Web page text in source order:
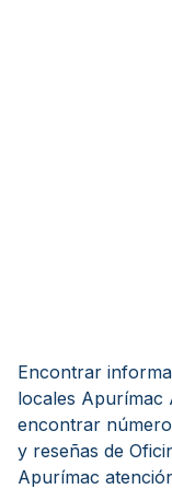
Encontrar
locales Apurímac
encontrar
y reseñas de
Apurímac